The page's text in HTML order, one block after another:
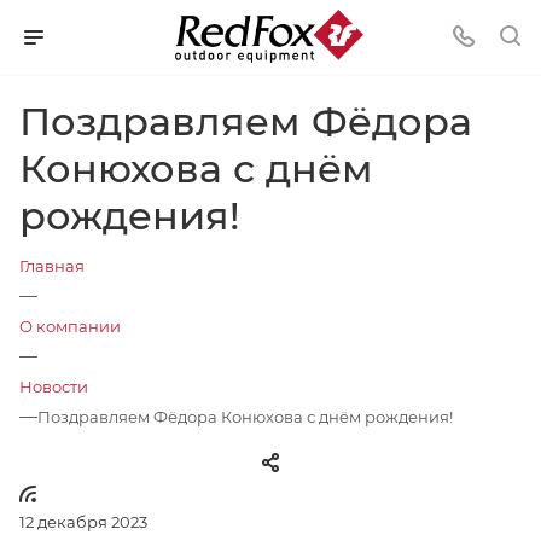
Поздравляем Фёдора
Конюхова с днём
рождения!
Главная
—
О компании
—
Новости
—Поздравляем Фёдора Конюхова с днём рождения!
12 декабря 2023